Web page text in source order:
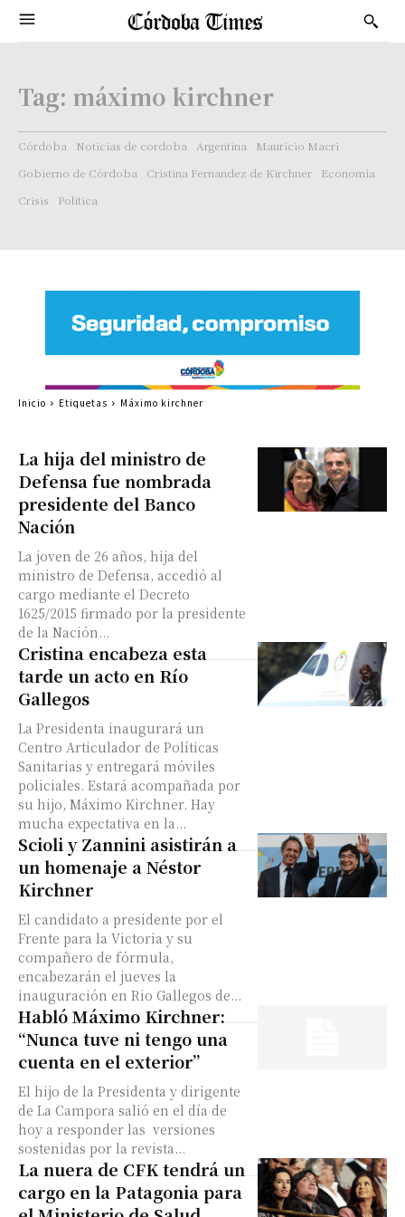
Tag: máximo kirchner
Córdoba Noticias de cordoba Argentina
Mauricio Macri
Gobierno de Córdoba
Cristina Fernandez de Kirchner
Economía
Crisis
Politica
La hija del ministro de
Defensa fue nombrada
presidente del Banco
Nación
La joven de 26 años, hija del
ministro de Defensa, accedió al
cargo mediante el Decreto
1625/2015 firmado por la presidente
de la Nación...
Cristina encabeza esta
tarde un acto en Río
Gallegos
La Presidenta inaugurará un
Centro Articulador de Políticas
Sanitarias y entregará móviles
policiales. Estará acompañada por
su hijo, Máximo Kirchner. Hay
mucha expectativa en la...
Scioli y Zannini asistirán a
un homenaje a Néstor
Kirchner
El candidato a presidente por el
Frente para la Victoria y su
compañero de fórmula,
encabezarán el jueves la
inauguración en Rio Gallegos de...
Habló Máximo Kirchner:
“Nunca tuve ni tengo una
cuenta en el exterior”
El hijo de la Presidenta y dirigente
de La Campora salió en el día de
hoy a responder las versiones
sostenidas por la revista...
La nuera de CFK tendrá un
cargo en la Patagonia para
Inicio Etiquetas Máximo kirchner